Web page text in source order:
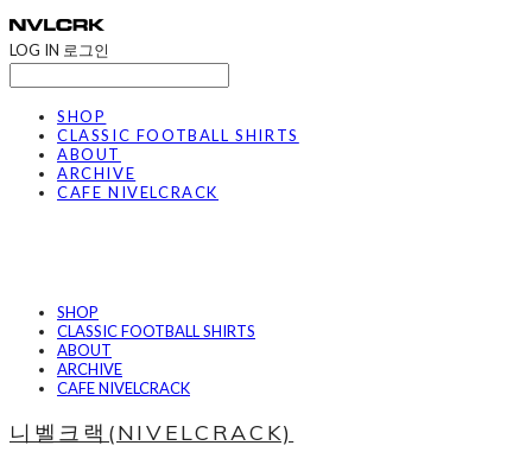
LOG IN 로그인
SHOP
CLASSIC FOOTBALL SHIRTS
ABOUT
ARCHIVE
CAFE NIVELCRACK
SHOP
CLASSIC FOOTBALL SHIRTS
ABOUT
ARCHIVE
CAFE NIVELCRACK
니벨크랙(NIVELCRACK)